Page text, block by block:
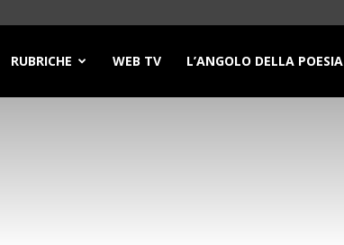
RUBRICHE WEB TV L’ANGOLO DELLA POESIA